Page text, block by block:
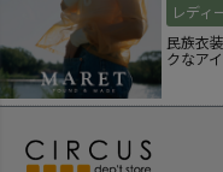
レディ
民族衣
クなア